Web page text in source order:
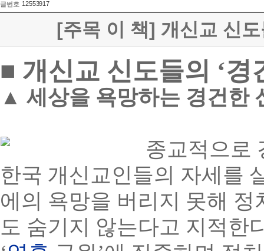
글번호 12553917
[주목 이 책] 개신교 신도
■ 개신교 신도들의 ‘경
▲ 세상을 욕망하는 경건한
종교적으로
한국 개신교인들의 자세를
에의 욕망을 버리지 못해
도 숨기지 않는다고 지적한